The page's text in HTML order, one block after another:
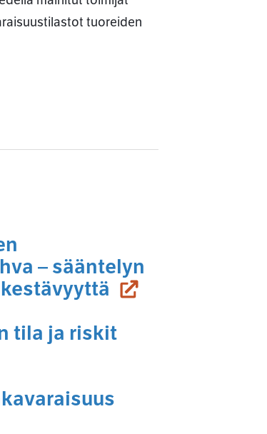
tuoreiden
– sääntelyn
(siirryt toiseen
tila ja riskit